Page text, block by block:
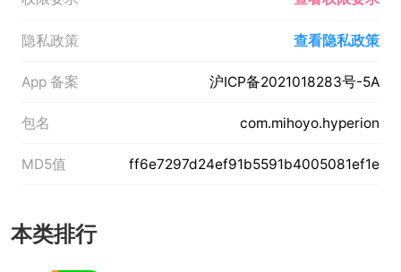
隐私政策 查看隐私政策
App 备案 沪ICP备2021018283号-5A
包名 com.mihoyo.hyperion
MD5值 ff6e7297d24ef91b5591b4005081ef1e
本类排行